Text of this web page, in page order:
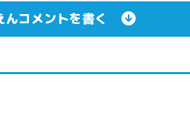
んコメントを書く